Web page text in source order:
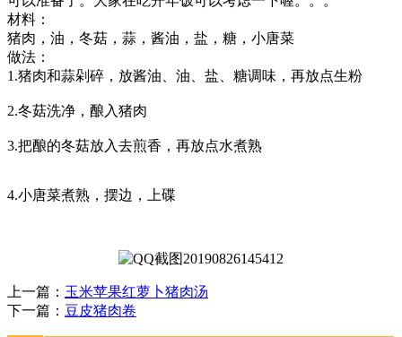
材料：
猪肉，油，冬菇，蒜，酱油，盐，糖，小唐菜
做法：
1.猪肉和蒜剁碎，放酱油、油、盐、糖调味，再放点生粉
2.冬菇洗净，酿入猪肉
3.把酿的冬菇放入去煎香，再放点水煮熟
4.小唐菜煮熟，摆边，上碟
上一篇： 玉米苹果红萝卜猪肉汤
下一篇： 豆皮猪肉卷